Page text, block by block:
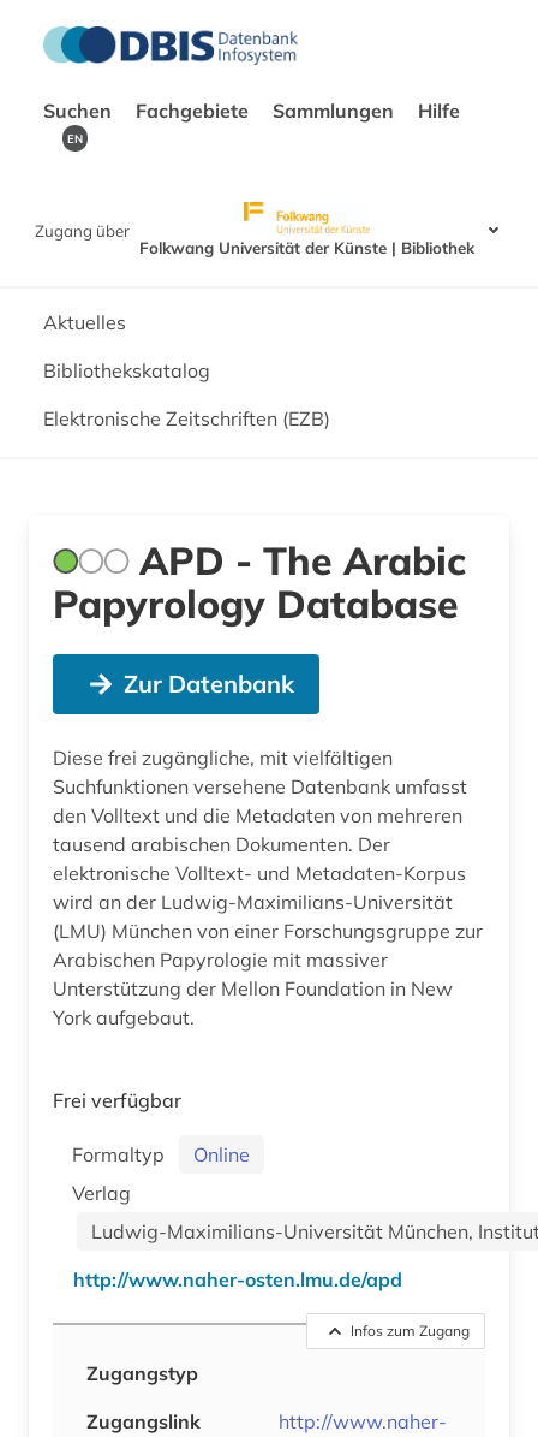
Suchen Fachgebiete Sammlungen Hilfe
EN
Zugang über
Folkwang Universität der Künste | Bibliothek
Aktuelles
Bibliothekskatalog
Elektronische Zeitschriften (EZB)
APD - The Arabic
Papyrology Database
Zur Datenbank
Diese frei zugängliche, mit vielfältigen
Suchfunktionen versehene Datenbank umfasst
den Volltext und die Metadaten von mehreren
tausend arabischen Dokumenten. Der
elektronische Volltext- und Metadaten-Korpus
wird an der Ludwig-Maximilians-Universität
(LMU) München von einer Forschungsgruppe zur
Arabischen Papyrologie mit massiver
Unterstützung der Mellon Foundation in New
York aufgebaut.
Frei verfügbar
Formaltyp
Online
Verlag
Ludwig-Maximilians-Universität München,
http://www.naher-osten.lmu.de/apd
Infos zum Zugang
Zugangstyp
Zugangslink
http://www.naher-